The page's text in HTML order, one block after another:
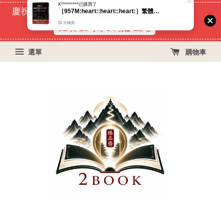
慶祝蝦皮好評過萬！買399免運費, 再立折29元
52 天 16 小時 34 分鐘 12秒
選單 購物車